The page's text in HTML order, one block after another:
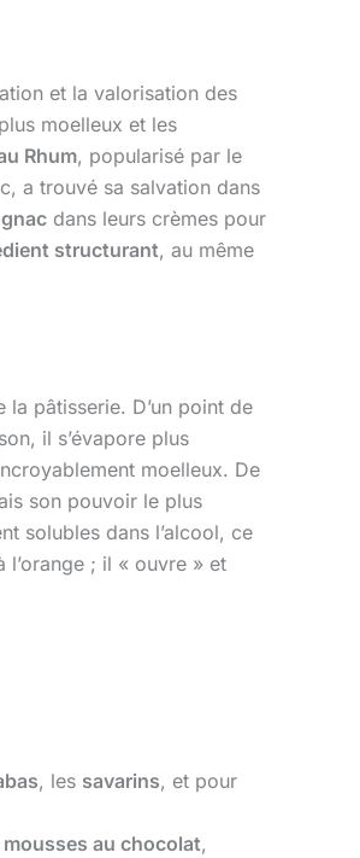
et la valorisation des
moelleux et les
Rhum, popularisé par le
a trouvé sa salvation dans
dans leurs crèmes pour
structurant, au même
la pâtisserie. D’un point de
il s’évapore plus
moelleux. De
son pouvoir le plus
solubles dans l’alcool, ce
l’orange ; il « ouvre » et
, les savarins, et pour
mousses au chocolat,